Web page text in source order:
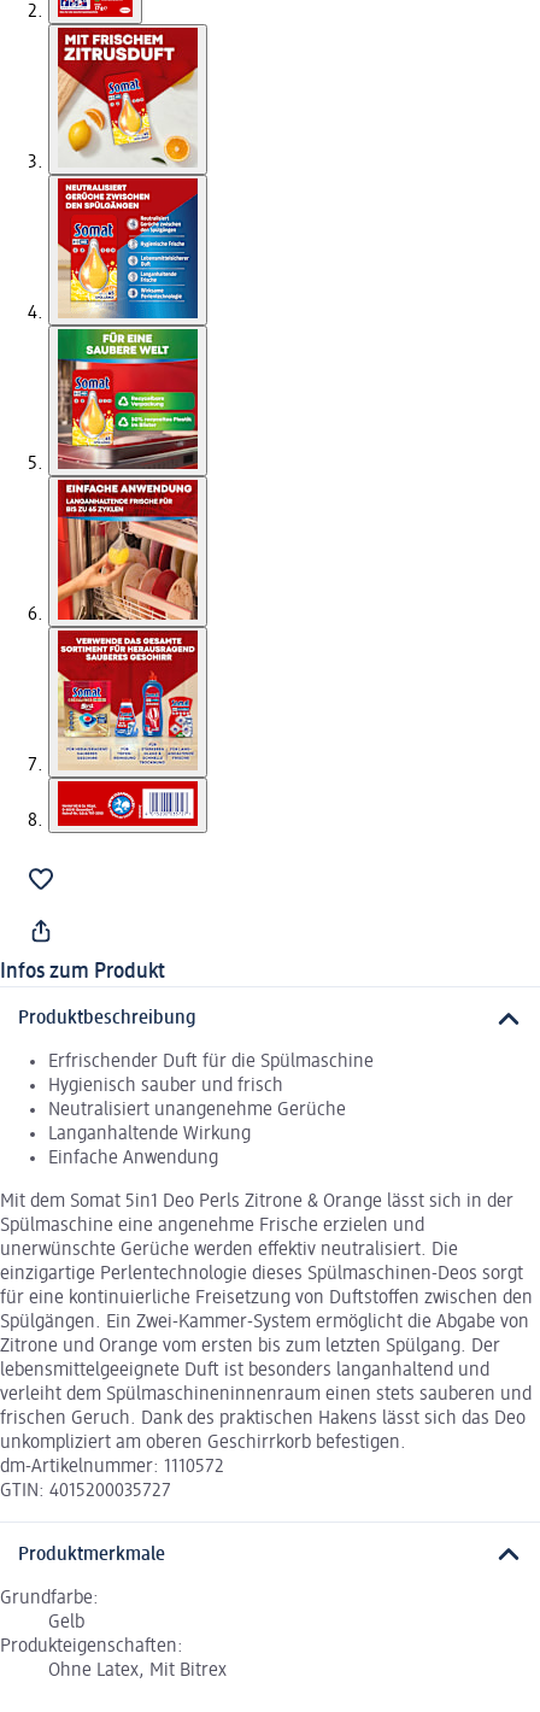
Infos zum Produkt
Produktbeschreibung
Erfrischender Duft für die Spülmaschine
Hygienisch sauber und frisch
Neutralisiert unangenehme Gerüche
Langanhaltende Wirkung
Einfache Anwendung
Mit dem Somat 5in1 Deo Perls Zitrone & Orange lässt sich in der
Spülmaschine eine angenehme Frische erzielen und
unerwünschte Gerüche werden effektiv neutralisiert. Die
einzigartige Perlentechnologie dieses Spülmaschinen-Deos sorgt
für eine kontinuierliche Freisetzung von Duftstoffen zwischen den
Spülgängen. Ein Zwei-Kammer-System ermöglicht die Abgabe von
Zitrone und Orange vom ersten bis zum letzten Spülgang. Der
lebensmittelgeeignete Duft ist besonders langanhaltend und
verleiht dem Spülmaschineninnenraum einen stets sauberen und
frischen Geruch. Dank des praktischen Hakens lässt sich das Deo
unkompliziert am oberen Geschirrkorb befestigen.
dm-Artikelnummer: 1110572
GTIN: 4015200035727
Produktmerkmale
Grundfarbe:
Gelb
Produkteigenschaften:
Ohne Latex, Mit Bitrex